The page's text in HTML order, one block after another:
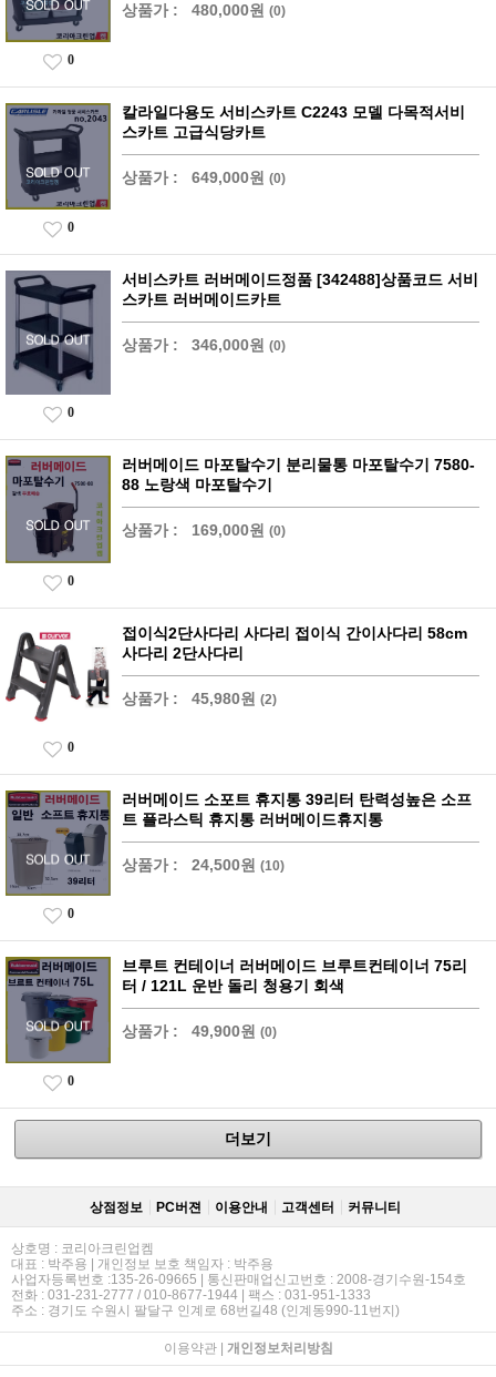
상품가 : 480,000원 (0)
0
칼라일다용도 서비스카트 C2243 모델 다목적서비
스카트 고급식당카트
상품가 : 649,000원 (0)
0
서비스카트 러버메이드정품 [342488]상품코드 서비
스카트 러버메이드카트
상품가 : 346,000원 (0)
0
러버메이드 마포탈수기 분리물통 마포탈수기 7580-
88 노랑색 마포탈수기
상품가 : 169,000원 (0)
0
접이식2단사다리 사다리 접이식 간이사다리 58cm
사다리 2단사다리
상품가 : 45,980원 (2)
0
러버메이드 소포트 휴지통 39리터 탄력성높은 소프
트 플라스틱 휴지통 러버메이드휴지통
상품가 : 24,500원 (10)
0
브루트 컨테이너 러버메이드 브루트컨테이너 75리
터 / 121L 운반 돌리 청용기 회색
상품가 : 49,900원 (0)
0
더보기
상점정보 PC버젼 이용안내 고객센터 커뮤니티
상호명 : 코리아크린업켐
대표 : 박주용 | 개인정보 보호 책임자 : 박주용
사업자등록번호 :135-26-09665 | 통신판매업신고번호 : 2008-경기수원-154호
전화 : 031-231-2777 / 010-8677-1944 | 팩스 : 031-951-1333
주소 : 경기도 수원시 팔달구 인계로 68번길48 (인계동990-11번지)
이용약관| 개인정보처리방침